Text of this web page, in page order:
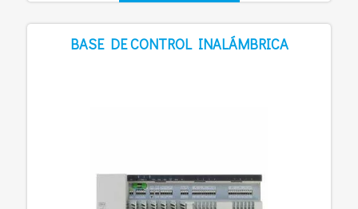
BASE DE CONTROL INALÁMBRICA